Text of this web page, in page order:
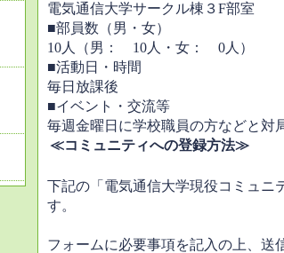
電気通信大学サークル棟３F部室
■部員数（男・女）
10人（男： 10人・女： 0人）
■活動日・時間
毎日放課後
■イベント・交流等
毎週金曜日に学校職員の方などと対
≪コミュニティへの登録方法≫
下記の「電気通信大学現役コミュニ
す。
フォームに必要事項を記入の上、送